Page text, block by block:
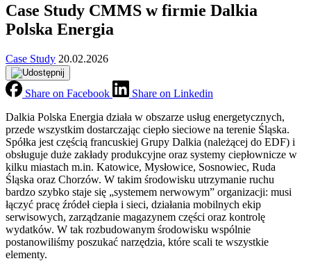
Case Study CMMS w firmie Dalkia
Polska Energia
Case Study 20.02.2026
Share on Facebook
Share on Linkedin
Dalkia Polska Energia działa w obszarze usług energetycznych,
przede wszystkim dostarczając ciepło sieciowe na terenie Śląska.
Spółka jest częścią francuskiej Grupy Dalkia (należącej do EDF) i
obsługuje duże zakłady produkcyjne oraz systemy ciepłownicze w
kilku miastach m.in. Katowice, Mysłowice, Sosnowiec, Ruda
Śląska oraz Chorzów. W takim środowisku utrzymanie ruchu
bardzo szybko staje się „systemem nerwowym” organizacji: musi
łączyć pracę źródeł ciepła i sieci, działania mobilnych ekip
serwisowych, zarządzanie magazynem części oraz kontrolę
wydatków. W tak rozbudowanym środowisku wspólnie
postanowiliśmy poszukać narzędzia, które scali te wszystkie
elementy.